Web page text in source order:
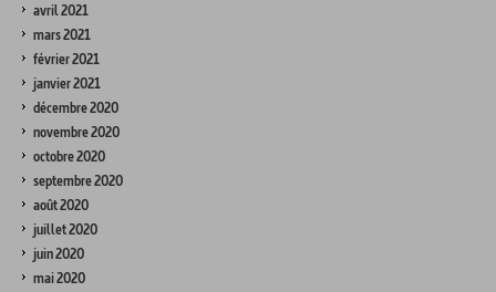
avril 2021
mars 2021
février 2021
janvier 2021
décembre 2020
novembre 2020
octobre 2020
septembre 2020
août 2020
juillet 2020
juin 2020
mai 2020